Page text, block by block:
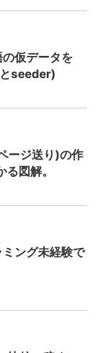
仮データを
seeder)
ジ送り)の作
図解。
ング未経験で